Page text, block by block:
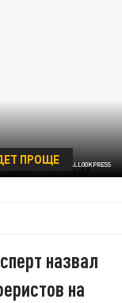
RIEDL/ZB/GLOBALLOOKPRESS
ПРОЩЕ
назвал
на